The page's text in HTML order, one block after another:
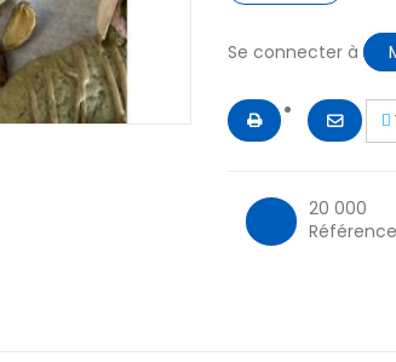
Se connecter à
20 000